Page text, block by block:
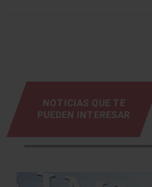
NOTICIAS QUE TE
PUEDEN INTERESAR